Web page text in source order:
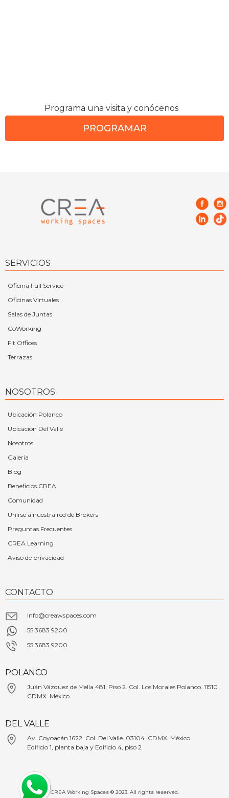
Programa una visita y conócenos
PROGRAMAR
SERVICIOS
Oficina Full Service
Oficinas Virtuales
Salas de Juntas
CoWorking
Fit Offices
Terrazas
NOSOTROS
Ubicación Polanco
Ubicación Del Valle
Nosotros
Galería
Blog
Beneficios CREA
Comunidad
Unirse a nuestra red de Brokers
Preguntas Frecuentes
CREA Learning
Aviso de privacidad
CONTACTO
Info@creawspaces.com
55 3683 9200
55 3683 9200
POLANCO
Juán Vázquez de Mella 481, Piso 2. Col. Los Morales Polanco. 11510
CDMX. México.
DEL VALLE
Av. Coyoacán 1622. Col. Del Valle. 03104. CDMX. México.
Edificio 1, planta baja y Edificio 4, piso 2
CREA Working Spaces ® 2023. All rights reserved.